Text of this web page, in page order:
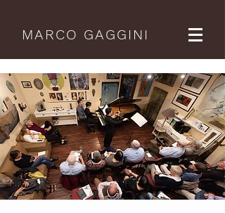
MARCO GAGGINI